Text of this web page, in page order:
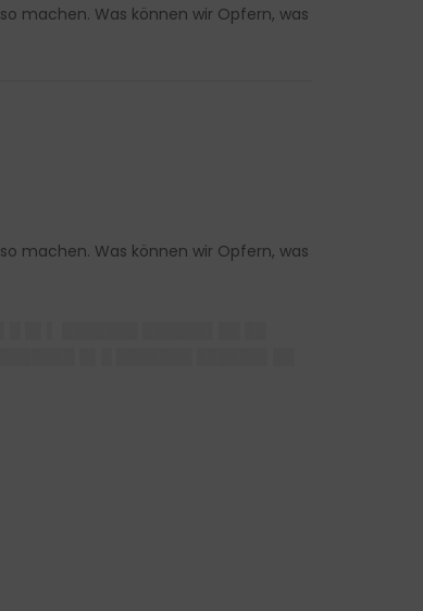
machen. Was können wir Opfern, was
machen. Was können wir Opfern, was